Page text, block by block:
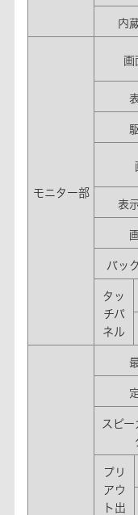
内
モニター部
画
表
バッ
タッ
チパ
ネル
スピ
プリ
アウ
ト出